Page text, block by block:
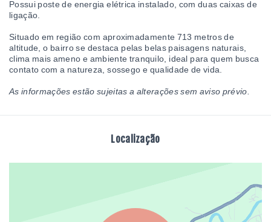
Possui poste de energia elétrica instalado, com duas caixas de
ligação.
Situado em região com aproximadamente 713 metros de
altitude, o bairro se destaca pelas belas paisagens naturais,
clima mais ameno e ambiente tranquilo, ideal para quem busca
contato com a natureza, sossego e qualidade de vida.
As informações estão sujeitas a alterações sem aviso prévio.
Localização